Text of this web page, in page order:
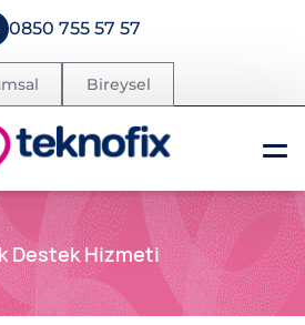
0850 755 57 57
Bireysel
Destek Hizmeti